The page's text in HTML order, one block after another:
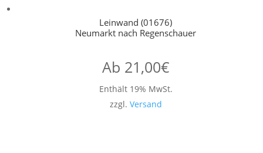
Leinwand (01676)
Neumarkt nach Regenschauer
Ab 21,00€
Enthält 19% MwSt.
zzgl. Versand